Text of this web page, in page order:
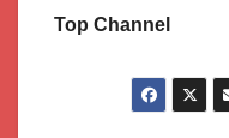
Top Channel